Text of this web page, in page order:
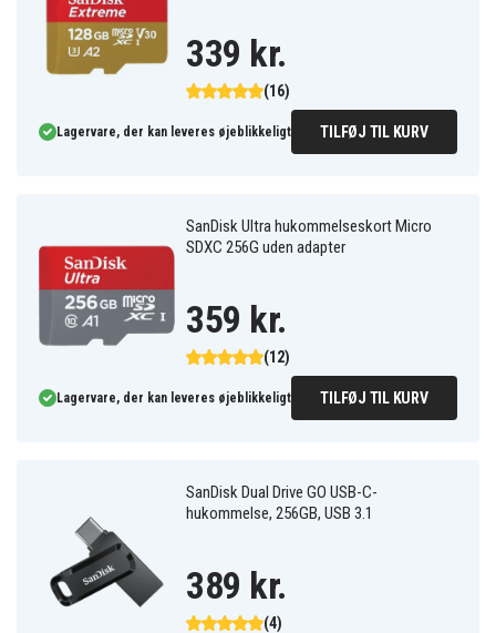
(16)
339 kr.
Lagervare, der kan leveres øjeblikkeligt TILFØJ TIL KURV
SanDisk Ultra hukommelseskort Micro
SDXC 256G uden adapter
(12)
359 kr.
Lagervare, der kan leveres øjeblikkeligt TILFØJ TIL KURV
SanDisk Dual Drive GO USB-C-
hukommelse, 256GB, USB 3.1
(4)
389 kr.